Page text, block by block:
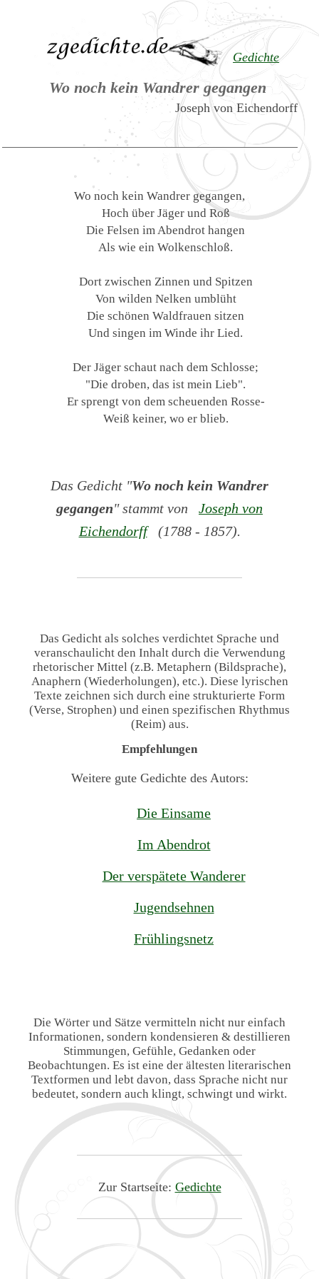
Gedichte
Wo noch kein Wandrer gegangen
Joseph von Eichendorff
Wo noch kein Wandrer gegangen,
Hoch über Jäger und Roß
Die Felsen im Abendrot hangen
Als wie ein Wolkenschloß.
Dort zwischen Zinnen und Spitzen
Von wilden Nelken umblüht
Die schönen Waldfrauen sitzen
Und singen im Winde ihr Lied.
Der Jäger schaut nach dem Schlosse;
"Die droben, das ist mein Lieb".
Er sprengt von dem scheuenden Rosse-
Weiß keiner, wo er blieb.
Das Gedicht "Wo noch kein Wandrer
gegangen" stammt von
Joseph von
Eichendorff(1788 - 1857).
Das Gedicht als solches verdichtet Sprache und
veranschaulicht den Inhalt durch die Verwendung
rhetorischer Mittel (z.B. Metaphern (Bildsprache),
Anaphern (Wiederholungen), etc.). Diese lyrischen
Texte zeichnen sich durch eine strukturierte Form
(Verse, Strophen) und einen spezifischen Rhythmus
(Reim) aus.
Empfehlungen
Weitere gute Gedichte des Autors:
Die Einsame
Im Abendrot
Der verspätete Wanderer
Jugendsehnen
Frühlingsnetz
Die Wörter und Sätze vermitteln nicht nur einfach
Informationen, sondern kondensieren & destillieren
Stimmungen, Gefühle, Gedanken oder
Beobachtungen. Es ist eine der ältesten literarischen
Textformen und lebt davon, dass Sprache nicht nur
bedeutet, sondern auch klingt, schwingt und wirkt.
Zur Startseite: Gedichte